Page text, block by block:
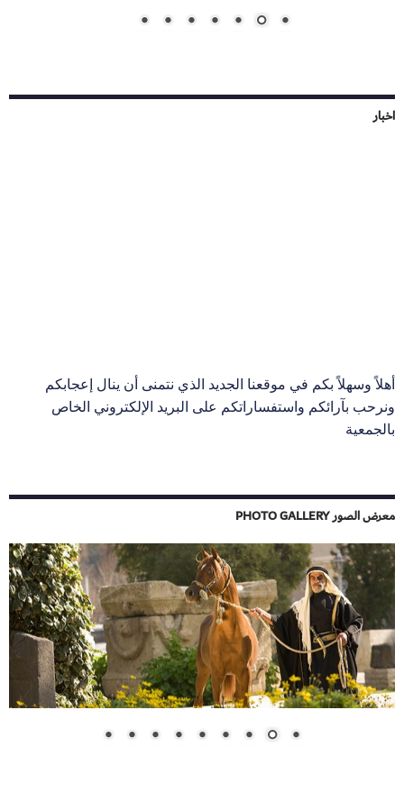
اخبار
أهلاً وسهلاً بكم في موقعنا الجديد الذي نتمنى أن ينال إعجابكم
ونرحب بآرائكم واستفساراتكم على البريد الإلكتروني الخاص
بالجمعية
معرض الصور PHOTO GALLERY